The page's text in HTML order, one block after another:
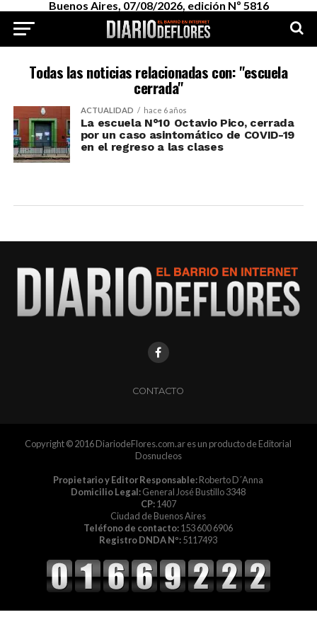
Buenos Aires, 07/08/2026, edición Nº 5816
Todas las noticias relacionadas con: "escuela
cerrada"
ACTUALIDAD hace 6 años
La escuela N°10 Octavio Pico, cerrada
por un caso asintomático de COVID-19
en el regreso a las clases
CONTACTO
Copyright © 2016 DiariodeFlores.com.ar es un producto de Editorial
Dosnucleos
Propietario y Editor Responsable:Roberto D´Anna
Domicilio Legal:General José Bustillo 3348
CP:1407
Ciudad de Buenos Aires
Teléfono de contacto:153 600 6906
Registro DNDA Nº:5117493